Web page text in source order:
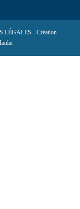
LÉGALES - Création